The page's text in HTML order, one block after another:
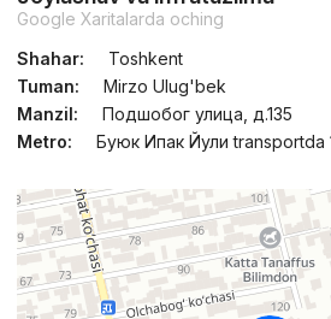
Google Xaritalarda oching
Shahar:
Toshkent
Tuman:
Mirzo Ulug'bek
Manzil:
Подшобог улица, д.135
Metro:
Буюк Ипак Йули transportda